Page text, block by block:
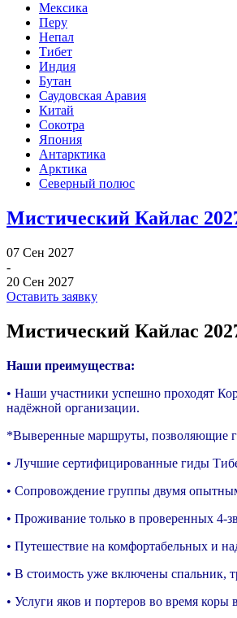
Мексика
Перу
Непал
Тибет
Индия
Бутан
Саудовская Аравия
Китай
Сокотра
Япония
Антарктика
Арктика
Северный полюс
Мистический Кайлас
07 Сен 2027
-
20 Сен 2027
Оставить заявку
Мистический Кайлас
Наши преимущества:
• Наши участники успешно проходят
надёжной организации.
*Выверенные маршруты, позволяющие
• Лучшие сертифицированные гиды
• Сопровождение группы двумя
• Проживание только в проверенных 4-
• Путешествие на комфортабельных и
• В стоимость уже включены спальник,
• Услуги яков и портеров во время